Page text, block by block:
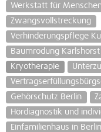
Werkstatt für
Zwangsvollstreckung
Verhinderungspflege
Baumrodung
Kryotherapie
Gehörschutz Berlin
Hördiagnostik und
Einfamilienhaus in